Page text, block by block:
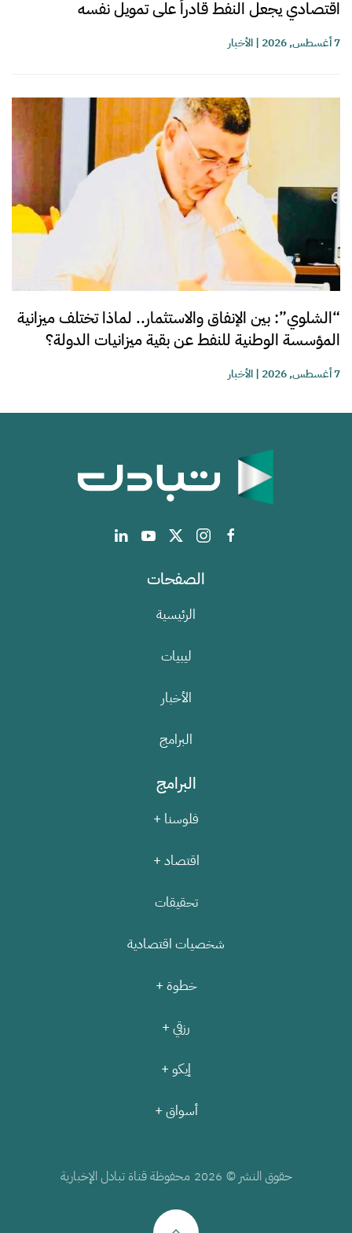
اقتصادي يجعل النفط قادراً على تمويل نفسه
7 أغسطس, 2026 |الأخبار
“الشلوي”: بين الإنفاق والاستثمار.. لماذا تختلف ميزانية
المؤسسة الوطنية للنفط عن بقية ميزانيات الدولة؟
7 أغسطس, 2026 |الأخبار
الصفحات
الرئيسية
ليبيات
الأخبار
البرامج
البرامج
فلوسنا +
اقتصاد +
تحقيقات
شخصيات اقتصادية
خطوة +
رزقي +
إيكو +
أسواق +
حقوق النشر © 2026 محفوظة قناة تبادل الإخبارية